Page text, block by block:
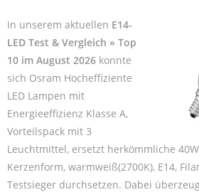
In unserem aktuellen E14-
LED Test & Vergleich » Top
10 im August 2026 konnte
sich Osram Hocheffiziente
LED Lampen mit
Energieeffizienz Klasse A,
Vorteilspack mit 3
Leuchtmittel, ersetzt herkömmliche
Kerzenform, warmweiß(2700K), E14,
Testsieger durchsetzen. Dabei